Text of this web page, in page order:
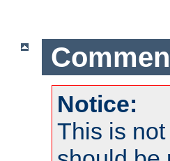
Notice:
This is